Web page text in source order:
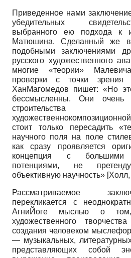
Приведенное нами
убедительных
выбранного ею подхода к
Матюшина. Сделанный же
подобными заключениями
русского художественного
многие «теории»
проверки с точки зрения
ХанМагомедов пишет: «Но
бессмысленны. Они
стоит только пересадить
научного поля на поле
как сразу проявляется
концепция с большими
потенциями, не
объективную научность» [Холл,
Рассматриваемое
перекликается с
АгниЙоге мыслью о
художественного
создания человеком
— музыкальных,
представляющих собой